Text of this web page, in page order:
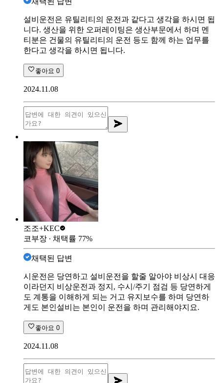
설비운전은 유틸리티의 운전과 같다고 생각을 하시면 됩
니다. 생산을 위한 오퍼레이팅은 생산부문에서 하며 멘
티분은 건물의 유틸리티의 운전 등도 함께 하는 업무를
한다고 생각을 하시면 됩니다.
좋아요 0
2024.11.08
조조+KEC
코부장 ∙ 채택률 77%
채택된 답변
시운전은 당연하고 설비운전을 할줄 알아야 비상시 대응
이라던지 비상운전과 정지, 수시/주기 점검 등 당연하게
도 계통을 이해하게 되는 거고 유지보수를 하며 당연하
게도 본인설비는 본인이 운전을 하며 관리해야지요.
좋아요 0
2024.11.08